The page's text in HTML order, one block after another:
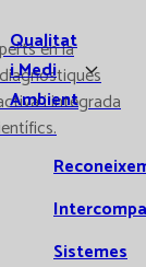
Qualitat
i Medi
Ambient
Sistemes
en la
i integrada